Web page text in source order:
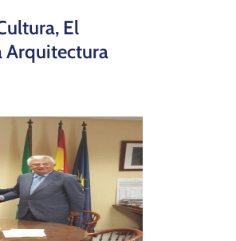
El
Arquitectura